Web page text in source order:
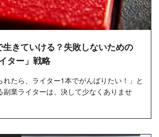
生きていける？失敗しないための
ター」戦略
れたら、ライター1本でがんばりたい！」と
副業ライターは、決して少なくありませ